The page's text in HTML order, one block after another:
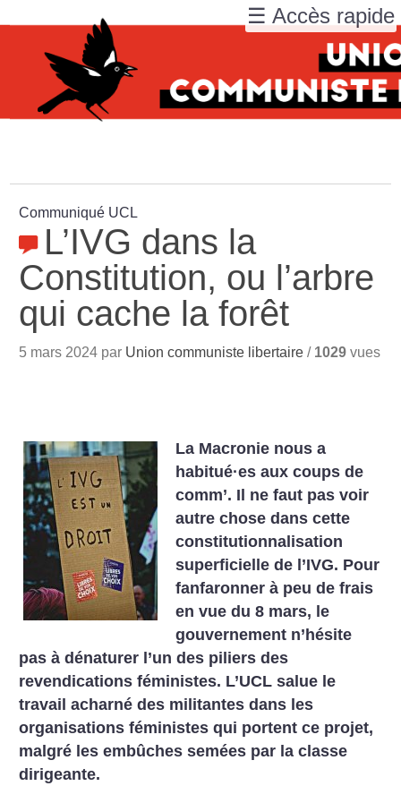
Communiqué UCL
L’IVG dans la
Constitution, ou l’arbre
qui cache la forêt
5 mars 2024 par Union communiste libertaire / 1029 vues
La Macronie nous a
habitué·es aux coups de
comm’. Il ne faut pas voir
autre chose dans cette
constitutionnalisation
superficielle de l’IVG. Pour
fanfaronner à peu de frais
en vue du 8 mars, le
gouvernement n’hésite
pas à dénaturer l’un des piliers des
revendications féministes. L’UCL salue le
travail acharné des militantes dans les
organisations féministes qui portent ce projet,
malgré les embûches semées par la classe
dirigeante.
☰ Accès rapide